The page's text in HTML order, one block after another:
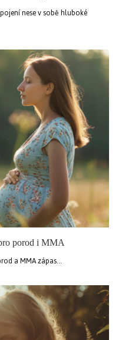
nese v sobě hluboké
porod i MMA
a MMA zápas…